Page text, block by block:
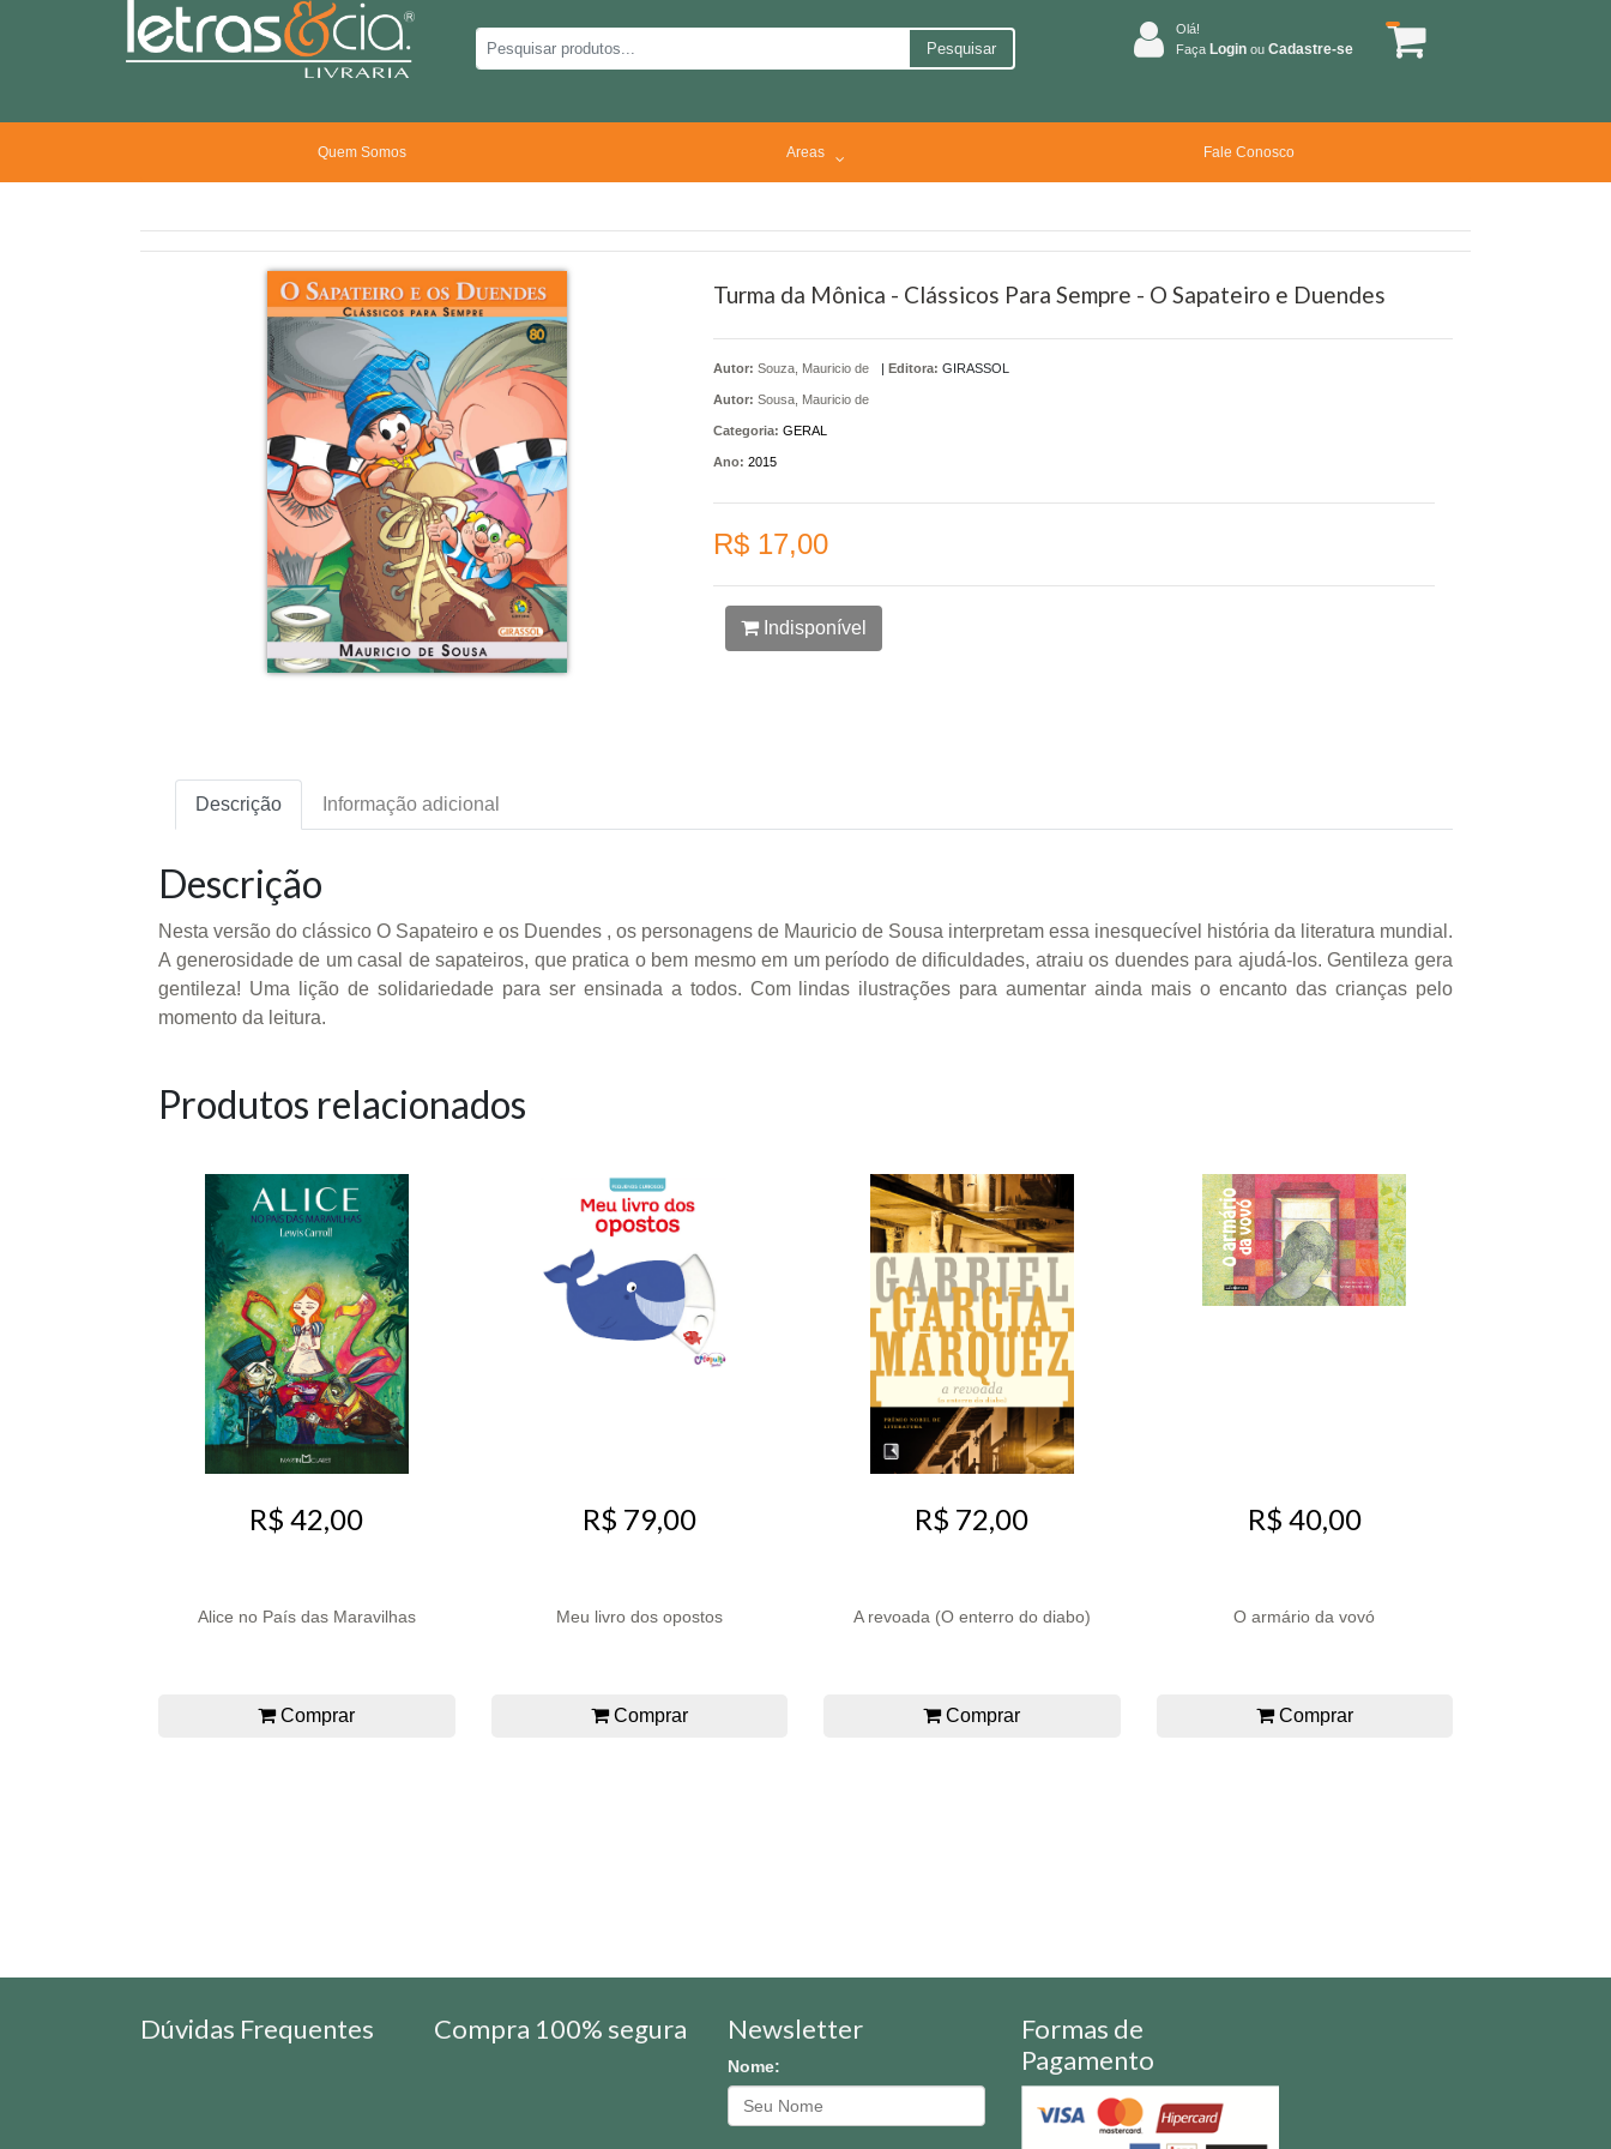
Pesquisar
Olá!
Faça Login ou Cadastre-se
Quem Somos Areas Fale Conosco
Turma da Mônica - Clássicos Para Sempre - O Sapateiro e Duendes
Autor: Souza, Mauricio de
Autor: Sousa, Mauricio de
| Editora: GIRASSOL
Categoria: GERAL
Ano: 2015
R$ 17,00
Indisponível
Descrição Informação adicional
Descrição
Nesta versão do clássico O Sapateiro e os Duendes , os personagens de Mauricio de Sousa interpretam essa inesquecível história da literatura mundial.
A generosidade de um casal de sapateiros, que pratica o bem mesmo em um período de dificuldades, atraiu os duendes para ajudá-los. Gentileza gera
gentileza! Uma lição de solidariedade para ser ensinada a todos. Com lindas ilustrações para aumentar ainda mais o encanto das crianças pelo
momento da leitura.
Produtos relacionados
R$ 42,00
Alice no País das Maravilhas
Comprar
R$ 79,00
Meu livro dos opostos
Comprar
R$ 72,00
A revoada (O enterro do diabo)
Comprar
R$ 40,00
O armário da vovó
Comprar
Dúvidas Frequentes Compra 100% segura Newsletter
Nome:
Formas de
Pagamento